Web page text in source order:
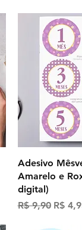
Adesivo
Amarelo e
digital)
Preço normal
R$ 9,90 Preço
R$